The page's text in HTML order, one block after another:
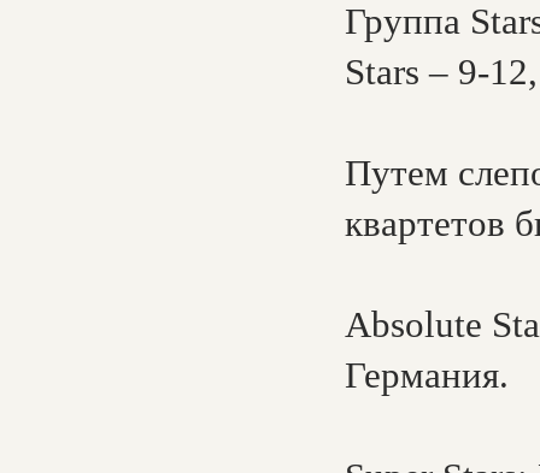
Группа
Stars – 9-
Путем
квартетов
Absolute
Германия.